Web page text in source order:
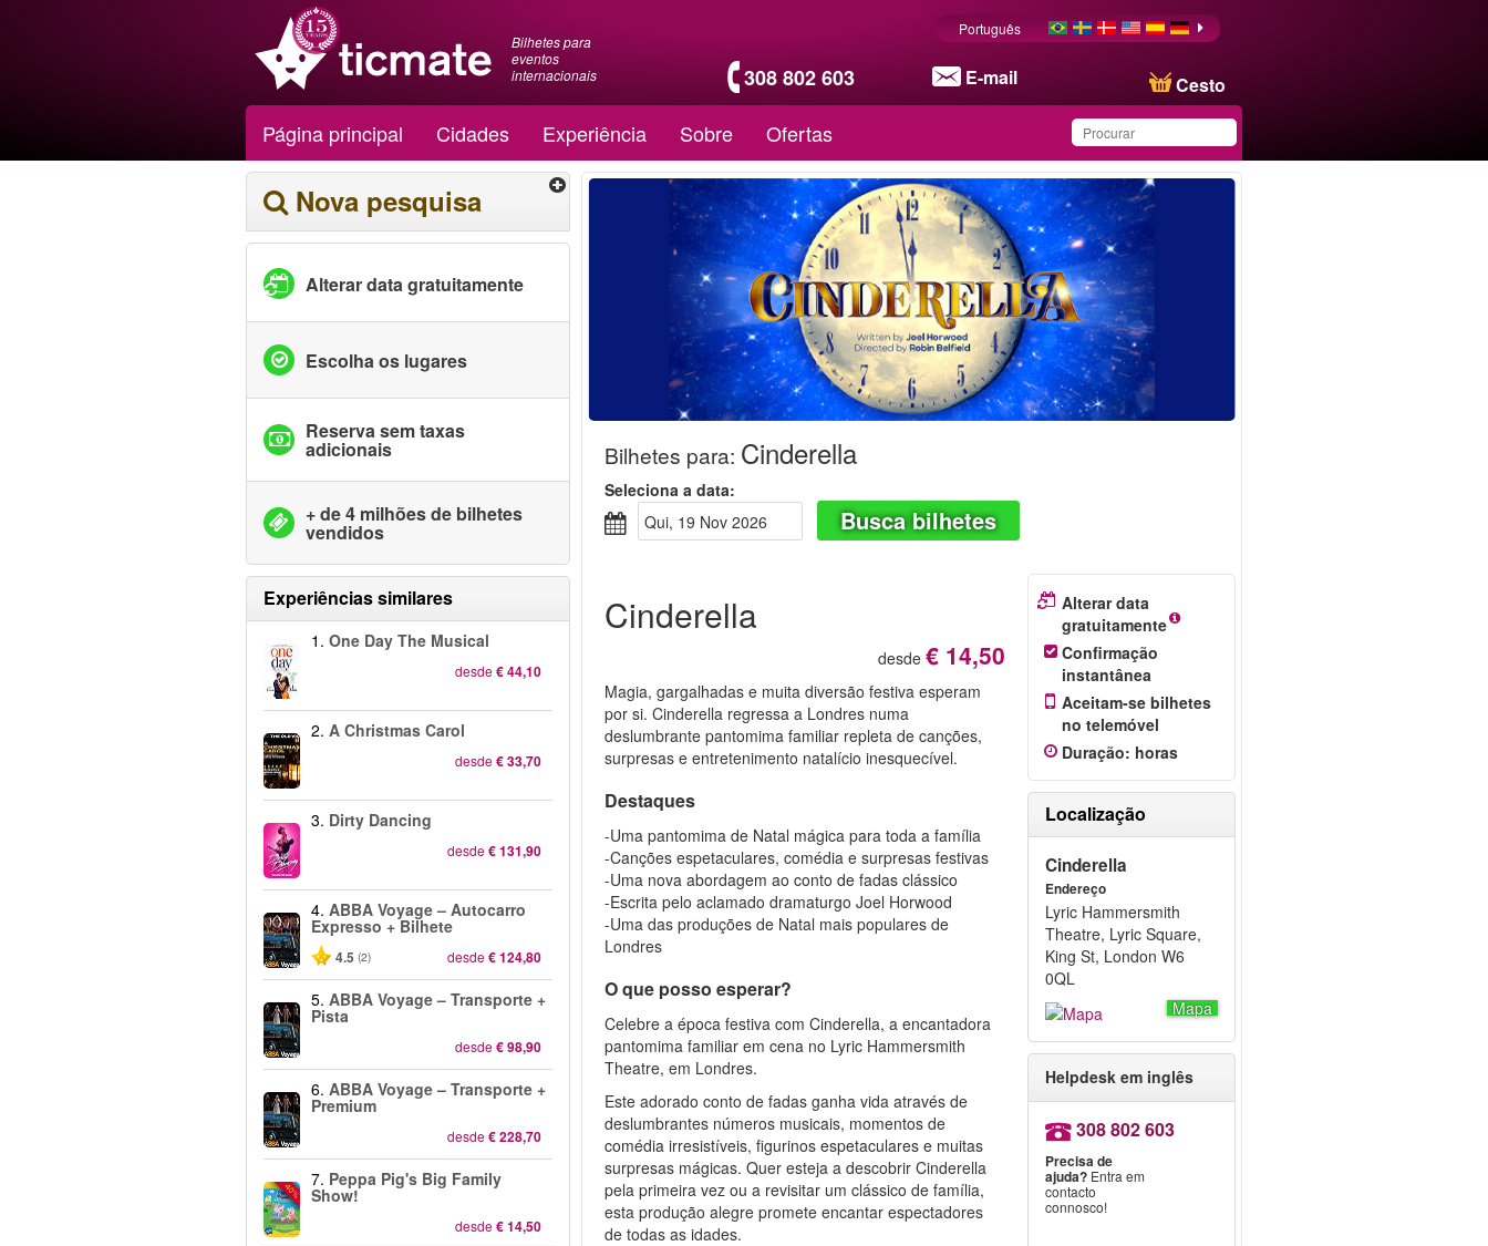
Bilhetes para
eventos
internacionais
308 802 603 E-mail Cesto
Português
Página principal Cidades Experiência Sobre Ofertas
Produto salvo na lista de
favoritos
Nova pesquisa
Alterar data gratuitamente
Escolha os lugares
Reserva sem taxas
adicionais
+ de 4 milhões de bilhetes
vendidos
Experiências similares
1. One Day The Musical
desde€ 44,10
2. A Christmas Carol
desde€ 33,70
3. Dirty Dancing
desde€ 131,90
4. ABBA Voyage – Autocarro
Expresso + Bilhete
4.5 (2) desde€ 124,80
5. ABBA Voyage – Transporte +
Pista
desde€ 98,90
6. ABBA Voyage – Transporte +
Premium
desde€ 228,70
-40%
7. Peppa Pig's Big Family
Show!
desde€ 14,50
Bilhetes para: Cinderella
Seleciona a data:
Qui, 19 Nov 2026
Busca bilhetes
Cinderella
desde € 14,50
Magia, gargalhadas e muita diversão festiva esperam
por si. Cinderella regressa a Londres numa
deslumbrante pantomima familiar repleta de canções,
surpresas e entretenimento natalício inesquecível.
Destaques
-Uma pantomima de Natal mágica para toda a família
-Canções espetaculares, comédia e surpresas festivas
-Uma nova abordagem ao conto de fadas clássico
-Escrita pelo aclamado dramaturgo Joel Horwood
-Uma das produções de Natal mais populares de
Londres
O que posso esperar?
Celebre a época festiva com Cinderella, a encantadora
pantomima familiar em cena no Lyric Hammersmith
Theatre, em Londres.
Este adorado conto de fadas ganha vida através de
deslumbrantes números musicais, momentos de
comédia irresistíveis, figurinos espetaculares e muitas
surpresas mágicas. Quer esteja a descobrir Cinderella
pela primeira vez ou a revisitar um clássico de família,
esta produção alegre promete encantar espectadores
de todas as idades.
Alterar data
gratuitamente
Confirmação
instantânea
Aceitam-se bilhetes
no telemóvel
Duração: horas
Localização
Cinderella
Endereço
Lyric Hammersmith
Theatre, Lyric Square,
King St, London W6
0QL
Mapa
Helpdesk em inglês
308 802 603
Precisa de
ajuda?Entra em
contacto
connosco!